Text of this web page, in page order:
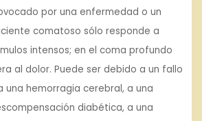
por una enfermedad o un
comatoso sólo responde a
intensos; en el coma profundo
al dolor. Puede ser debido a un fallo
una hemorragia cerebral, a una
diabética, a una